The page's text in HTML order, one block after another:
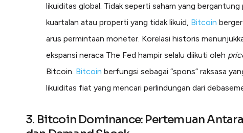
likuiditas global. Tidak seperti saham yang bergantung
kuartalan atau properti yang tidak likuid, Bitcoin
arus permintaan moneter. Korelasi historis
ekspansi neraca The Fed hampir selalu diikuti oleh
Bitcoin. Bitcoin berfungsi sebagai “spons” raksasa
likuiditas fiat yang mencari perlindungan dari
3. Bitcoin Dominance: Pertemuan